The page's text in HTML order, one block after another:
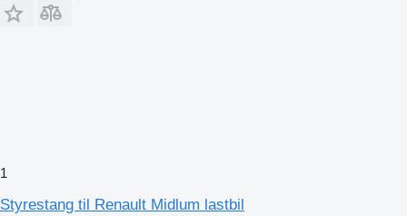
1
Styrestang til Renault Midlum lastbil